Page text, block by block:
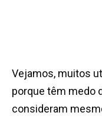
Vejamos, muitos
porque têm medo
consideram